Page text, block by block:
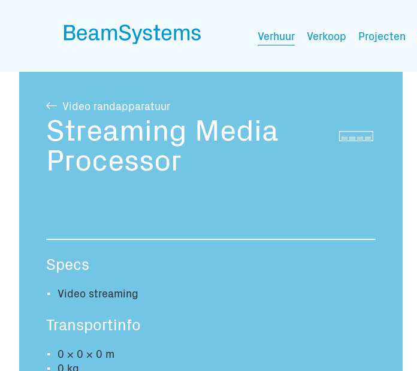
Verhuur Verkoop Projecten
Video randapparatuur
Streaming Media
Processor
Specs
Video streaming
Transportinfo
0 × 0 × 0 m
0 kg